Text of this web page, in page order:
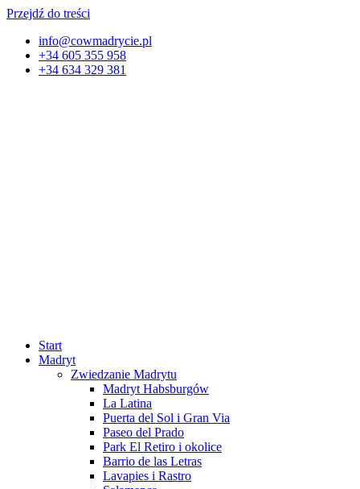
Przejdź do treści
info@cowmadrycie.pl
+34 605 355 958
+34 634 329 381​
Start
Madryt
Zwiedzanie Madrytu
Madryt Habsburgów
La Latina
Puerta del Sol i Gran Via
Paseo del Prado
Park El Retiro i okolice
Barrio de las Letras
Lavapies i Rastro